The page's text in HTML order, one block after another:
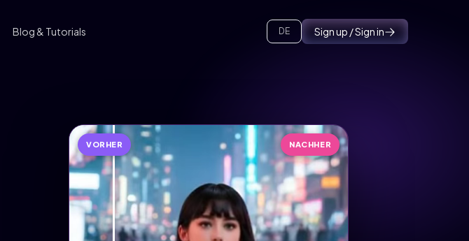
Blog & Tutorials DE Sign up / Sign in
VORHER NACHHER